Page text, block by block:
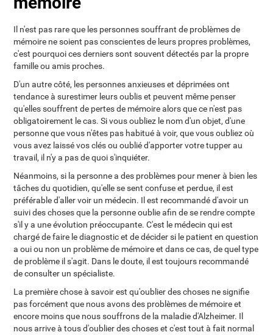
Il n'est pas rare que les personnes souffrant de problèmes de
mémoire ne soient pas conscientes de leurs propres problèmes,
c'est pourquoi ces derniers sont souvent détectés par la propre
famille ou amis proches.
D'un autre côté, les personnes anxieuses et déprimées ont
tendance à surestimer leurs oublis et peuvent même penser
qu'elles souffrent de pertes de mémoire alors que ce n'est pas
obligatoirement le cas. Si vous oubliez le nom d'un objet, d'une
personne que vous n'êtes pas habitué à voir, que vous oubliez où
vous avez laissé vos clés ou oublié d'apporter votre tupper au
travail, il n'y a pas de quoi s'inquiéter.
Néanmoins, si la personne a des problèmes pour mener à bien les
tâches du quotidien, qu'elle se sent confuse et perdue, il est
préférable d'aller voir un médecin. Il est recommandé d'avoir un
suivi des choses que la personne oublie afin de se rendre compte
s'il y a une évolution préoccupante. C'est le médecin qui est
chargé de faire le diagnostic et de décider si le patient en question
a oui ou non un problème de mémoire et dans ce cas, de quel type
de problème il s'agit. Dans le doute, il est toujours recommandé
de consulter un spécialiste.
La première chose à savoir est qu'oublier des choses ne signifie
pas forcément que nous avons des problèmes de mémoire et
encore moins que nous souffrons de la maladie d'Alzheimer. Il
nous arrive à tous d'oublier des choses et c'est tout à fait normal